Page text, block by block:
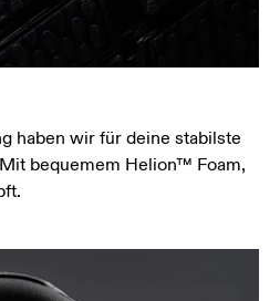
haben wir für deine stabilste
bequemem Helion™ Foam,